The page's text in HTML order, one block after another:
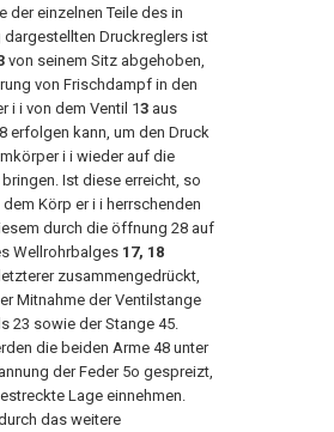
der einzelnen Teile des in
Druckreglers ist
von seinem Sitz abgehoben,
von Frischdampf in den
i i von dem Ventil 13 aus
erfolgen kann, um den Druck
i i wieder auf die
Ist diese erreicht, so
Körp er i i herrschenden
durch die öffnung 28 auf
Wellrohrbalges 17, 18
zusammengedrückt,
Mitnahme der Ventilstange
23 sowie der Stange 45.
die beiden Arme 48 unter
der Feder 5o gespreizt,
Lage einnehmen.
das weitere